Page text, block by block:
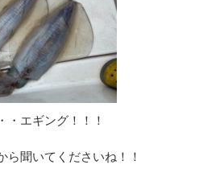
・エギング！！！
ら聞いてくださいね！！